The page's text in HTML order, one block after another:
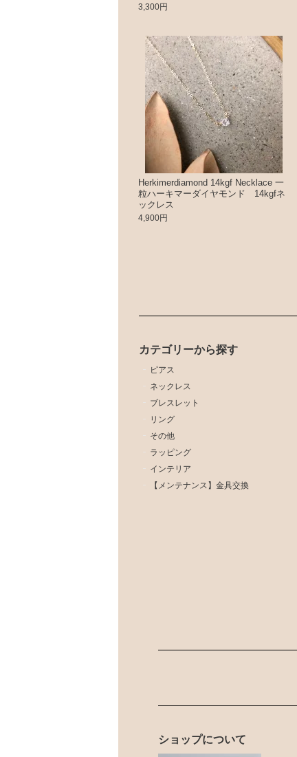
3,300円
Herkimerdiamond 14kgf Necklace 一
粒ハーキマーダイヤモンド 14kgfネ
ックレス
4,900円
カテゴリーから探す
ピアス
ネックレス
ブレスレット
リング
その他
ラッピング
インテリア
【メンテナンス】金具交換
ショップについて